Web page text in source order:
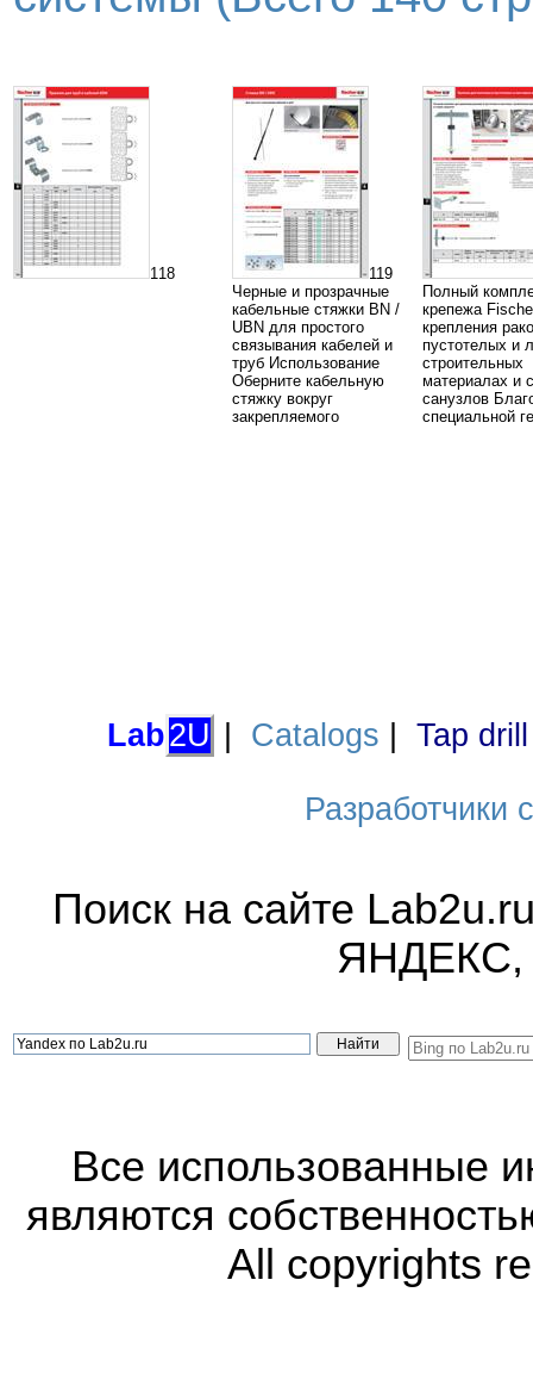
118
119
Черные и прозрачные
кабельные стяжки BN /
UBN для простого
связывания кабелей и
труб Использование
Оберните кабельную
стяжку вокруг
закрепляемого
Полный
крепежа
крепления
пустотелых и
строительных
материалах и
санузлов
специальной
Lab2U Catalogs Tap
Разработчики
Поиск на сайте
ЯНДЕКС,
Все использованные
являются
All copyrights